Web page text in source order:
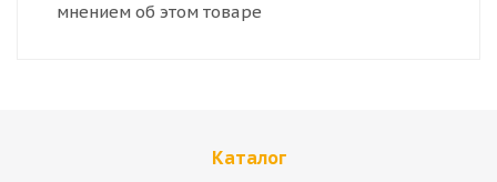
мнением об этом товаре
Каталог